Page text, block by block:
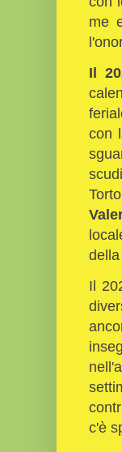
me
Il
con
Il
c'è